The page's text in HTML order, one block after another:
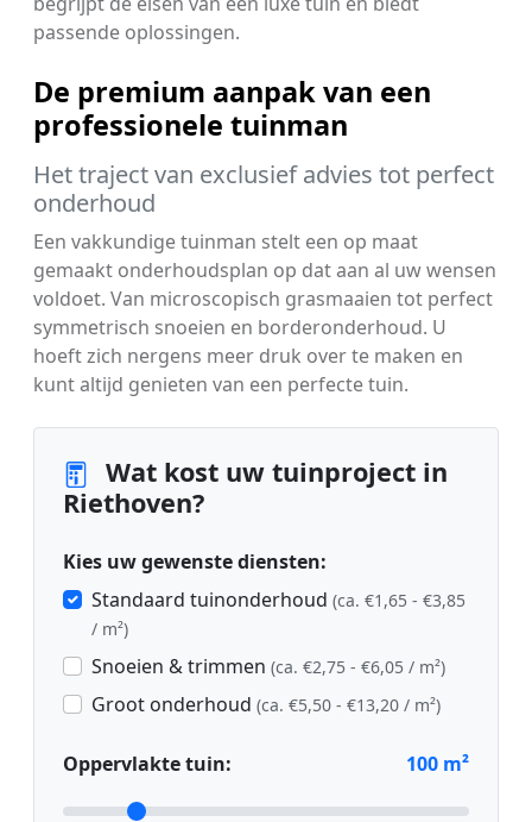
passende oplossingen.
De premium aanpak van een
professionele tuinman
Het traject van exclusief advies tot perfect
onderhoud
Een vakkundige tuinman stelt een op maat
gemaakt onderhoudsplan op dat aan al uw wensen
voldoet. Van microscopisch grasmaaien tot perfect
symmetrisch snoeien en borderonderhoud. U
hoeft zich nergens meer druk over te maken en
kunt altijd genieten van een perfecte tuin.
Wat kost uw tuinproject in
Riethoven?
Kies uw gewenste diensten:
Standaard tuinonderhoud (ca. €1,65 - €3,85
/ m²)
Snoeien & trimmen (ca. €2,75 - €6,05 / m²)
Groot onderhoud (ca. €5,50 - €13,20 / m²)
Oppervlakte tuin: 100 m²